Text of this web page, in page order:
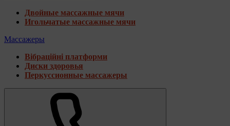
Двойные массажные мячи
Игольчатые массажные мячи
Массажеры
Вібраційні платформи
Диски здоровья
Перкуссионные массажеры